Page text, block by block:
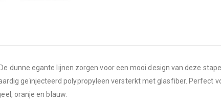
dunne egante lijnen zorgen voor een mooi design van deze
geïnjecteerd polypropyleen versterkt met glasfiber. Perfect
oranje en blauw.